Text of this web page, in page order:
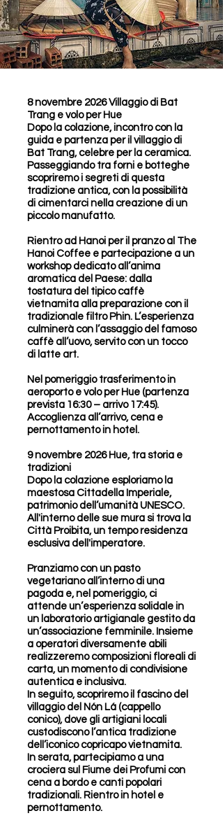
8 novembre 2026 Villaggio di Bat
Trang e volo per Hue
Dopo la colazione, incontro con la
guida e partenza per il villaggio di
Bat Trang, celebre per la ceramica.
Passeggiando tra forni e botteghe
scopriremo i segreti di questa
tradizione antica, con la possibilità
di cimentarci nella creazione di un
piccolo manufatto.
Rientro ad Hanoi per il pranzo al The
Hanoi Coffee e partecipazione a un
workshop dedicato all’anima
aromatica del Paese: dalla
tostatura del tipico caffè
vietnamita alla preparazione con il
tradizionale filtro Phin. L’esperienza
culminerà con l’assaggio del famoso
caffè all’uovo, servito con un tocco
di latte art.
Nel pomeriggio trasferimento in
aeroporto e volo per Hue (partenza
prevista 16:30 – arrivo 17:45).
Accoglienza all’arrivo, cena e
pernottamento in hotel.
9 novembre 2026 Hue, tra storia e
tradizioni
Dopo la colazione esploriamo la
maestosa Cittadella Imperiale,
patrimonio dell’umanità UNESCO.
All'interno delle sue mura si trova la
Città Proibita, un tempo residenza
esclusiva dell'imperatore.
Pranziamo con un pasto
vegetariano all’interno di una
pagoda e, nel pomeriggio, ci
attende un’esperienza solidale in
un laboratorio artigianale gestito da
un’associazione femminile. Insieme
a operatori diversamente abili
realizzeremo composizioni floreali di
carta, un momento di condivisione
autentica e inclusiva.
In seguito, scopriremo il fascino del
villaggio del Nón Lá (cappello
conico), dove gli artigiani locali
custodiscono l’antica tradizione
dell’iconico copricapo vietnamita.
In serata, partecipiamo a una
crociera sul Fiume dei Profumi con
cena a bordo e canti popolari
tradizionali. Rientro in hotel e
pernottamento.